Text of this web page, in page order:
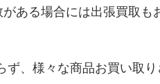
ある場合には出張買取
ず、様々な商品お買い取